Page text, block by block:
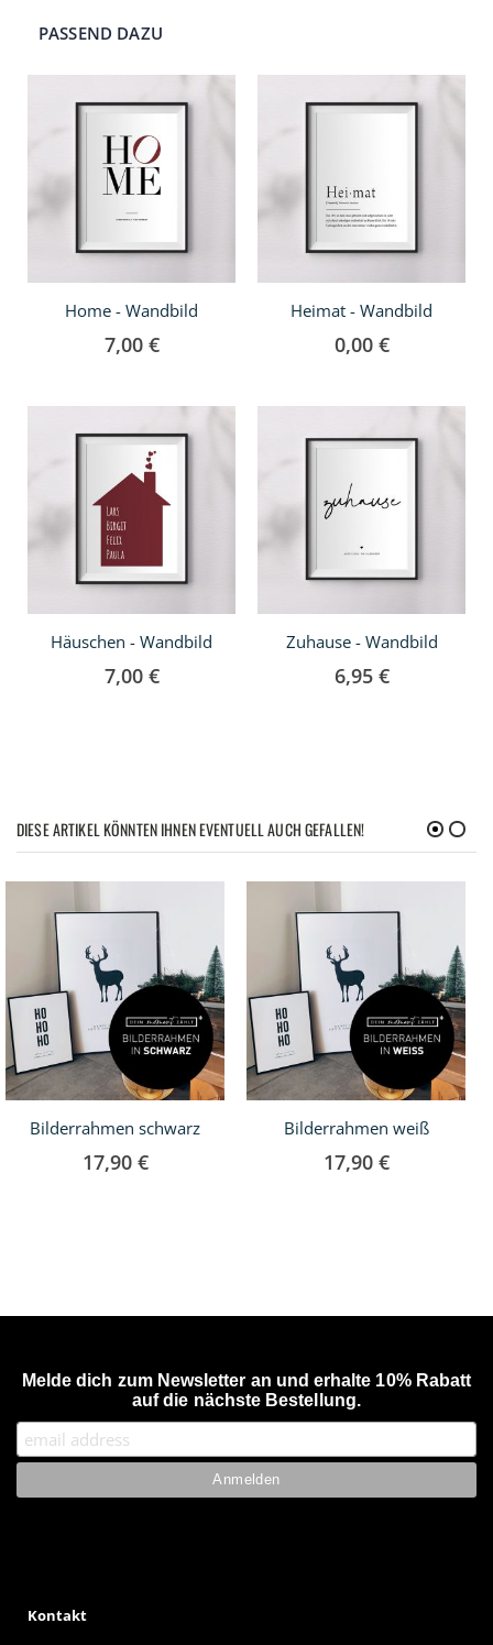
PASSEND DAZU
Home - Wandbild
7,00 €
Heimat - Wandbild
0,00 €
Häuschen - Wandbild
7,00 €
Zuhause - Wandbild
6,95 €
DIESE ARTIKEL KÖNNTEN IHNEN EVENTUELL AUCH GEFALLEN!
Bilderrahmen schwarz
17,90 €
Bilderrahmen weiß
17,90 €
Melde dich zum Newsletter an und erhalte 10% Rabatt
auf die nächste Bestellung.
Kontakt